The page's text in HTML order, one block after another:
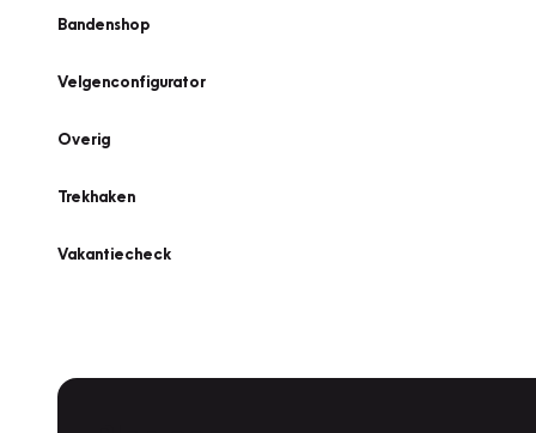
Bandenshop
Velgenconfigurator
Overig
Trekhaken
Vakantiecheck